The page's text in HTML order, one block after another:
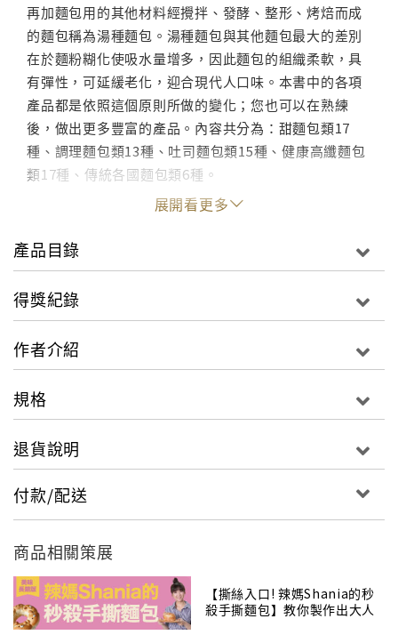
再加麵包用的其他材料經攪拌、發酵、整形、烤焙而成
的麵包稱為湯種麵包。湯種麵包與其他麵包最大的差別
在於麵粉糊化使吸水量增多，因此麵包的組織柔軟，具
有彈性，可延緩老化，迎合現代人口味。本書中的各項
產品都是依照這個原則所做的變化；您也可以在熟練
後，做出更多豐富的產品。內容共分為：甜麵包類17
種、調理麵包類13種、吐司麵包類15種、健康高纖麵包
類17種、傳統各國麵包類6種。
展開看更多
產品目錄
得獎紀錄
作者介紹
規格
退貨說明
付款/配送
商品相關策展
【撕絲入口! 辣媽Shania的秒
殺手撕麵包】教你製作出大人